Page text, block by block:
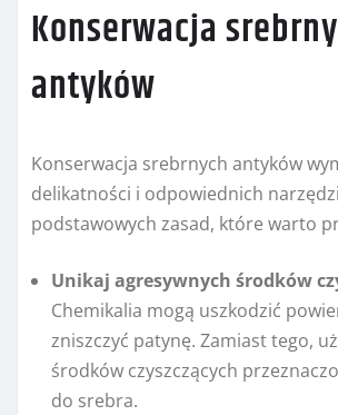
Konserwacja
antyków
Konserwacja srebrnych antyków
delikatności i odpowiednich
podstawowych zasad, które warto
Unikaj agresywnych środków
Chemikalia mogą uszkodzić
zniszczyć patynę. Zamiast tego,
środków czyszczących
do srebra.